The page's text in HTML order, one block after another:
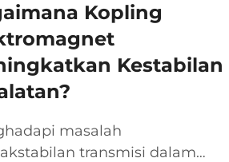
Kopling
Kestabilan
masalah
transmisi dalam